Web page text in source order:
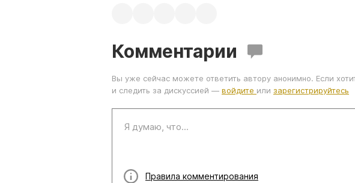
Комментарии
Вы уже сейчас можете ответить автору анонимно. Если
и следить за дискуссией — войдите или зарегистрируйтесь
Правила комментирования